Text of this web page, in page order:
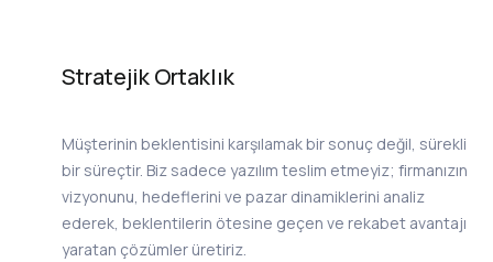
Stratejik Ortaklık
Müşterinin beklentisini karşılamak bir sonuç değil, sürekli
bir süreçtir. Biz sadece yazılım teslim etmeyiz; firmanızın
vizyonunu, hedeflerini ve pazar dinamiklerini analiz
ederek, beklentilerin ötesine geçen ve rekabet avantajı
yaratan çözümler üretiriz.